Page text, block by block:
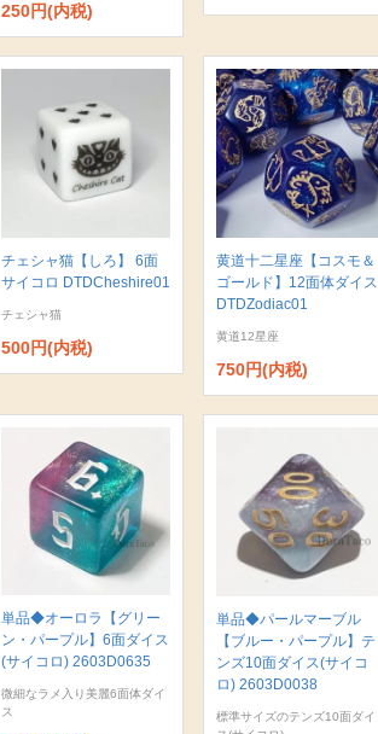
250円(内税)
チェシャ猫【しろ】 6面
サイコロ DTDCheshire01
チェシャ猫
500円(内税)
黄道十二星座【コスモ＆
ゴールド】12面体ダイス
DTDZodiac01
黄道12星座
750円(内税)
単品◆オーロラ【グリー
ン・パープル】6面ダイス
(サイコロ) 2603D0635
微細なラメ入り美麗6面体ダイ
ス
単品◆パールマーブル
【ブルー・パープル】テ
ンズ10面ダイス(サイコ
ロ) 2603D0038
標準サイズのテンズ10面ダイ